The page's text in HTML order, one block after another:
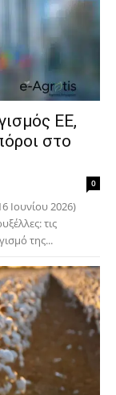
ΕΕ,
στο
0
Ιουνίου 2026)
τις
της...